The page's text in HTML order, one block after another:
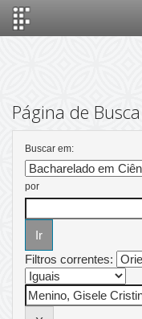
Página de Busca
Buscar em:
por
Filtros correntes: